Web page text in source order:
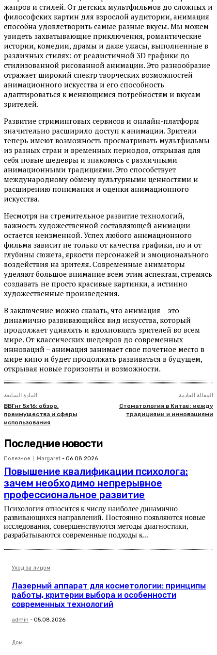
жанров и стилей. От детских мультфильмов до сложных и
философских картин для взрослой аудитории, анимация
способна удовлетворить самые разные вкусы. Мы можем
увидеть захватывающие приключения, романтические
истории, комедии, драмы и даже ужасы, выполненные в
различных стилях: от реалистичной 3D графики до
стилизованной рисованной анимации. Это разнообразие
отражает широкий спектр творческих возможностей
анимационного искусства и его способность
адаптироваться к меняющимся потребностям и вкусам
зрителей.
Развитие стриминговых сервисов и онлайн-платформ
значительно расширило доступ к анимации. Зрители
теперь имеют возможность просматривать мультфильмы
из разных стран и временных периодов, открывая для
себя новые шедевры и знакомясь с различными
анимационными традициями. Это способствует
международному обмену культурными ценностями и
расширению понимания и оценки анимационного
искусства.
Несмотря на стремительное развитие технологий,
важность художественной составляющей анимации
остается неизменной. Успех любого анимационного
фильма зависит не только от качества графики, но и от
глубины сюжета, яркости персонажей и эмоционального
воздействия на зрителя. Современные аниматоры
уделяют большое внимание всем этим аспектам, стремясь
создавать не просто красивые картинки, а истинно
художественные произведения.
В заключение можно сказать, что анимация – это
динамично развивающийся вид искусства, который
продолжает удивлять и вдохновлять зрителей во всем
мире. От классических шедевров до современных
инноваций – анимация занимает свое почетное место в
мире кино и будет продолжать развиваться в будущем,
открывая новые горизонты и возможности.
المادة السابقة
ВВГнг 5х16: обзор,
преимущества и сферы
использования
المقالة القادمة
Стоматология в Китае: между
традициями и инновациями
Последние новости
Полезное Margaret - 06.08.2026
Повышение квалификации психолога:
зачем необходимо непрерывное
профессиональное развитие
Психология относится к числу наиболее динамично
развивающихся направлений. Постоянно появляются новые
исследования, совершенствуются методы диагностики,
разрабатываются современные подходы к...
Уход за лицом
Лазерный аппарат для косметологии: принципы
работы, критерии выбора и особенности
современных технологий
admin - 05.08.2026
Дом